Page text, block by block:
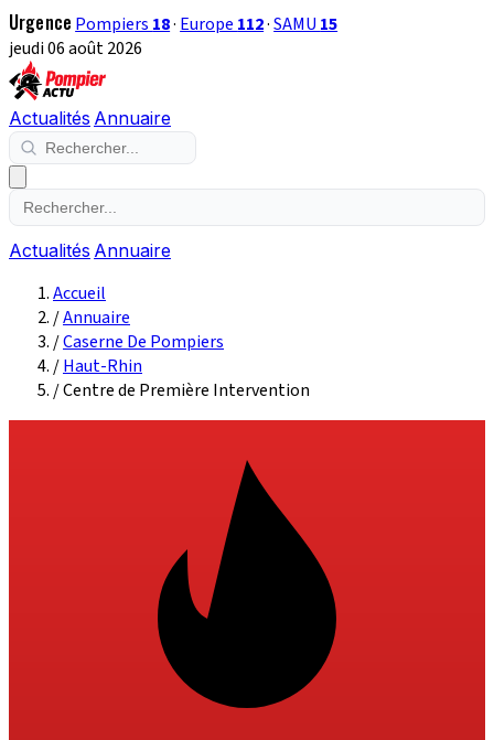
Urgence Pompiers 18· Europe 112·SAMU 15
jeudi 06 août 2026
Actualités Annuaire
Actualités Annuaire
Accueil
/Annuaire
/Caserne De Pompiers
/Haut-Rhin
/Centre de Première Intervention